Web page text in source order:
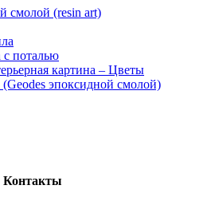
смолой (resin art)
с поталью
картина – Цветы
эпоксидной смолой)
Контакты